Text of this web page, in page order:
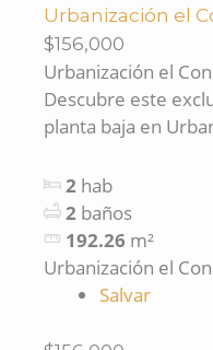
Urbanización el
$156,000
Urbanización el
Descubre este
planta baja en
2 hab
2 baños
192.26 m²
Urbanización el
Salvar